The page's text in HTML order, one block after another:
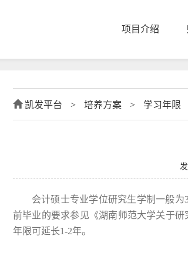
项目介绍
凯发平台 > 培养方案 > 学习年限
会计硕士专业学位研究生学制一般为
前毕业的要求参见《湖南师范大学关于
年限可延长1-2年。